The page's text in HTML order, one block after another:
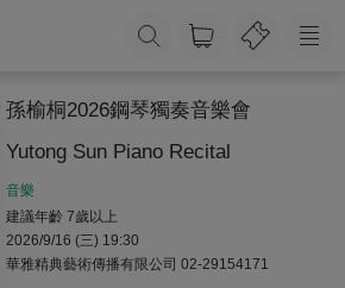
孫榆桐2026鋼琴獨奏音樂會
Yutong Sun Piano Recital
音樂
建議年齡 7歲以上
2026/9/16 (三) 19:30
華雅精典藝術傳播有限公司 02-29154171